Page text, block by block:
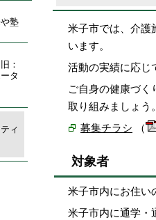
塾
：
タ
ィ
米子市では、介護
います。
活動の実績に応じ
ご自身の健康づ
取り組みましょう。
募集チラシ （
対象者
米子市内にお住い
米子市内に通学・